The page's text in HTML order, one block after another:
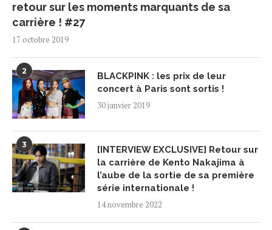
retour sur les moments marquants de sa
carrière ! #27
17 octobre 2019
2
BLACKPINK : les prix de leur
concert à Paris sont sortis !
30 janvier 2019
3
[INTERVIEW EXCLUSIVE] Retour sur
la carrière de Kento Nakajima à
l’aube de la sortie de sa première
série internationale !
14 novembre 2022